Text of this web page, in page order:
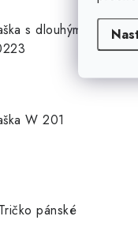
s dlouhým
W 201
pánské